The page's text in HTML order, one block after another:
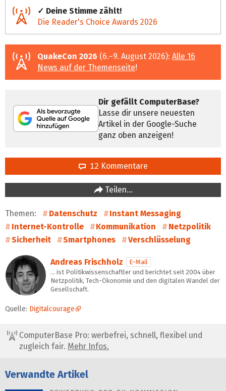
✓ Deine Stimme zählt!
Die Reader's Choice Awards 2026
QuakeCon 2026 (6.–9. August 2026): Alle 16
News auf der Themenseite!
Dir gefällt ComputerBase?
Lasse dir unsere neuesten
Artikel in der Google-Suche
ganz oben anzeigen!
12 Kommentare
Teilen…
Themen: Datenschutz
Instant Messaging
Internet-Kontrolle
Kommunikation
Netzpolitik
Sicherheit
Smartphones Verschlüsselung
Andreas Frischholz
E-Mail
… ist Politikwissenschaftler und berichtet seit 2004 über
Netzpolitik, Tech-Ökonomie und den digitalen Wandel der
Gesellschaft.
Quelle: Digitalcourage
ComputerBase Pro: werbefrei, schnell, flexibel und
zugleich fair. Mehr Infos.
Verwandte Artikel